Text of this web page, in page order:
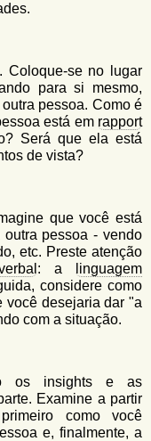
Coloque-se no lugar
para si mesmo,
pessoa. Como é
está em rapport
Será que ela está
de vista?
que você está
outra pessoa - vendo
etc. Preste atenção
: a
linguagem
considere como
você desejaria dar "a
com a situação.
os insights e as
Examine a partir
como você
e, finalmente, a